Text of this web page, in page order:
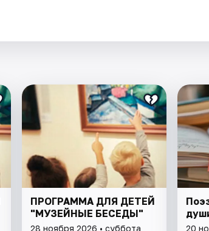
ПРОГРАММА ДЛЯ ДЕТЕЙ
"МУЗЕЙНЫЕ БЕСЕДЫ"
28 ноября 2026 • суббота 20